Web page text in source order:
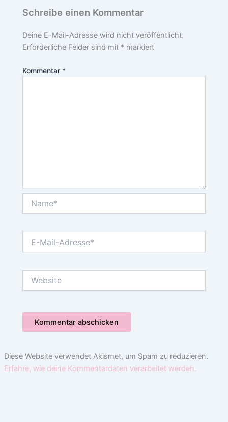
Schreibe einen Kommentar
Deine E-Mail-Adresse wird nicht veröffentlicht.
Erforderliche Felder sind mit * markiert
Kommentar *
Mail-
Diese Website verwendet Akismet, um Spam zu reduzieren.
Erfahre, wie deine Kommentardaten verarbeitet werden.